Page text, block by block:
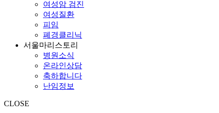
여성암 검진
여성질환
피임
폐경클리닉
서울마리스토리
병원소식
온라인상담
축하합니다
난임정보
CLOSE